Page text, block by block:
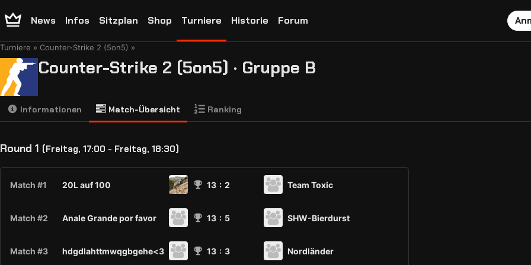
News Infos Sitzplan Shop Turniere Historie Forum
Turniere Counter-Strike 2 (5on5)
Counter-Strike 2 (5on5) · Gruppe B
Informationen Match-Übersicht Ranking
Round 1 (Freitag, 17:00 - Freitag, 18:30)
Match #1 20L auf 100 13 : 2 Team Toxic
Match #2 Anale Grande por favor 13 : 5 SHW-Bierdurst
Match #3 hdgdlahttmwqgbgehe<3 13 : 3 Nordländer